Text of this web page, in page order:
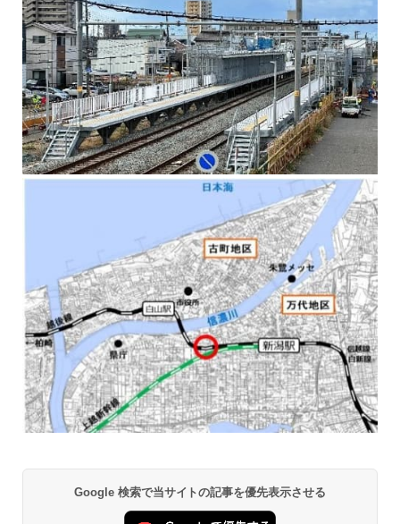
Google 検索で当サイトの記事を優先表示させる